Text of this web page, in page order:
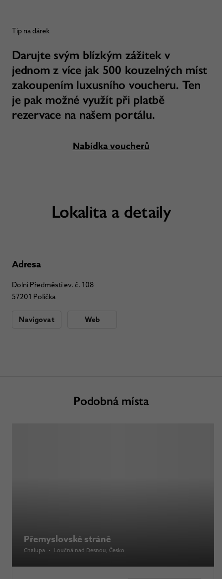
Tip na dárek
Darujte svým blízkým zážitek v
jednom z více jak 500 kouzelných míst
zakoupením luxusního voucheru. Ten
je pak možné využít při platbě
rezervace na našem portálu.
Nabídka voucherů
Lokalita a detaily
Adresa
Dolní Předměstí ev. č. 108
57201 Polička
Navigovat Web
Podobná místa
Přemyslovské stráně
Chalupa • Loučná nad Desnou , Česko